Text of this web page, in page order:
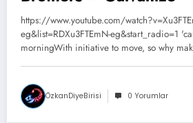
https://www.youtube.com/
eg&list=RDXu3FTEmN-eg&start_radio=1
morningWith initiative to move, so why
ÖzkanDiyeBirisi 0 Yorumlar